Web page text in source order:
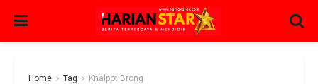
Home Tag Knalpot Brong